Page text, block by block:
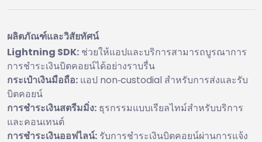
ผลิตภัณฑ์และวิสัยทัศน์
Lightning SDK: ช่วยให้แอปและบริการสามารถบูรณาการ
การชำระเงินบิตคอยน์ได้อย่างราบรื่น
กระเป๋าเงินมือถือ: แอป non‑custodial สำหรับการส่งและรับ
บิตคอยน์
การชำระเงินสตรีมมิ่ง: ธุรกรรมแบบเรียลไทม์สำหรับบริการ
และคอนเทนต์
การชำระเงินออฟไลน์: รับการชำระเงินบิตคอยน์ผ่านการแจ้ง